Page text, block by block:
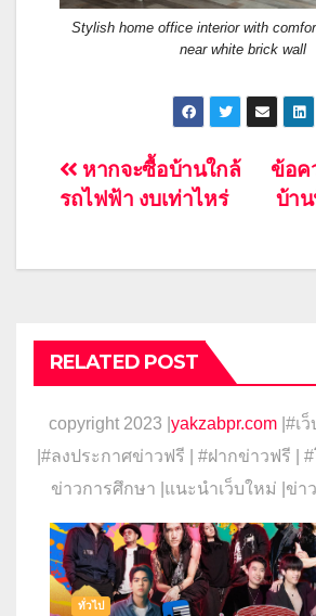
Stylish home office interior with
near white brick wall
แนะแนว
ข้อค
บ้า
หากจะซื้อบ้านใกล้
รถไฟฟ้า งบเท่าไหร่
RELATED POST
copyright 2023 | yakzabpr.com |#เ
#ลงประกาศข่าวฟรี | #ฝากข่าวฟรี | #
ข่าวการศึกษา |แนะนำเว็บใหม่ |ข่า
ทั่วไป